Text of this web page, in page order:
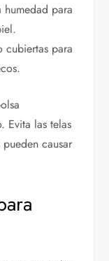
para
cubiertas para
Evita las telas
causar